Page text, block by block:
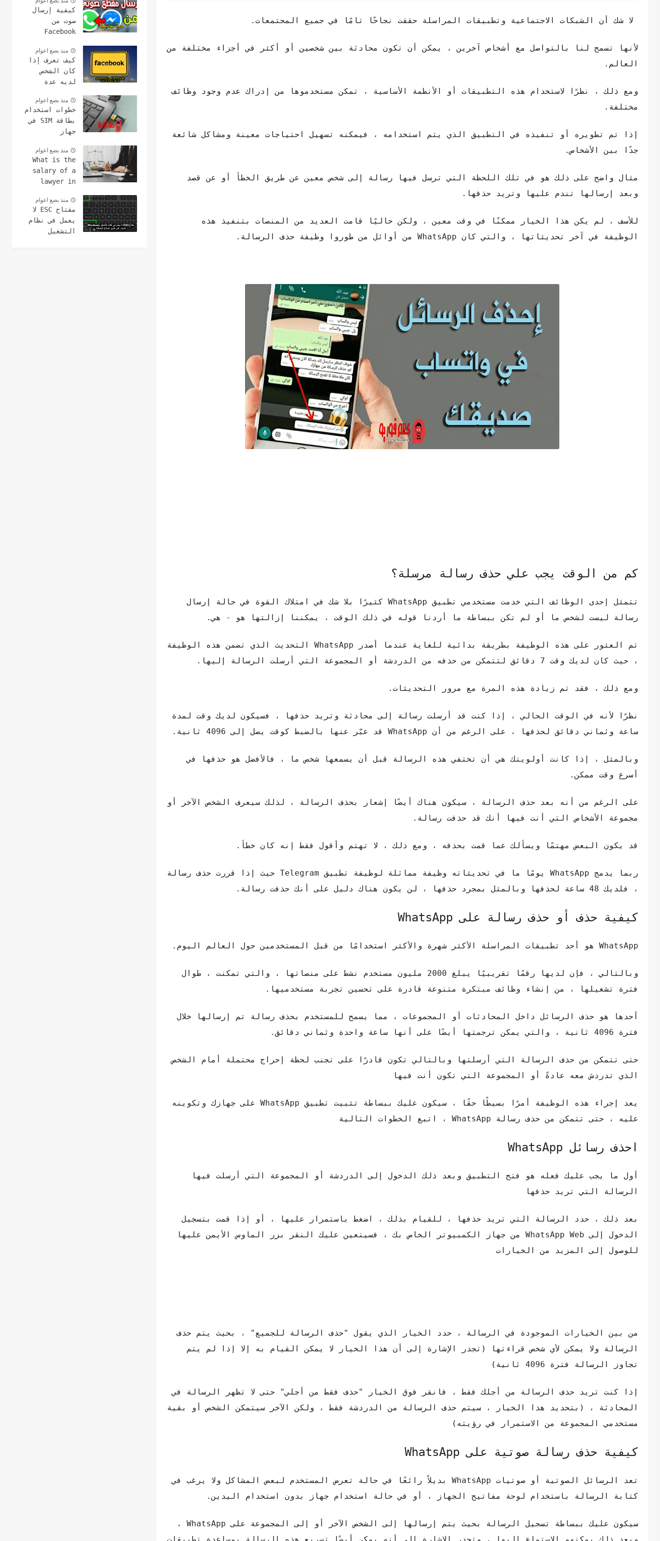
لا شك أن الشبكات الاجتماعية وتطبيقات المراسلة حققت نجاحًا تامًا في جميع المجتمعات.
لأنها تسمح لنا بالتواصل مع أشخاص آخرين ، يمكن أن تكون محادثة بين شخصين أو أكثر في أجزاء مختلفة من
العالم.
ومع ذلك ، نظرًا لاستخدام هذه التطبيقات أو الأنظمة الأساسية ، تمكن مستخدموها من إدراك عدم وجود وظائف
مختلفة.
إذا تم تطويره أو تنفيذه في التطبيق الذي يتم استخدامه ، فيمكنه تسهيل احتياجات معينة ومشاكل شائعة
جدًا بين الأشخاص.
مثال واضح على ذلك هو في تلك اللحظة التي ترسل فيها رسالة إلى شخص معين عن طريق الخطأ أو عن قصد
وبعد إرسالها تندم عليها وتريد حذفها.
للأسف ، لم يكن هذا الخيار ممكنًا في وقت معين ، ولكن حاليًا قامت العديد من المنصات بتنفيذ هذه
الوظيفة في آخر تحديثاتها ، والتي كان WhatsApp من أوائل من طوروا وظيفة حذف الرسالة.
كم من الوقت يجب علي حذف رسالة مرسلة؟
تتمثل إحدى الوظائف التي خدمت مستخدمي تطبيق WhatsApp كثيرًا بلا شك في امتلاك القوة في حالة إرسال
رسالة ليست لشخص ما أو لم تكن ببساطة ما أردنا قوله في ذلك الوقت ، يمكننا إزالتها هو - هي.
تم العثور على هذه الوظيفة بطريقة بدائية للغاية عندما أصدر WhatsApp التحديث الذي تضمن هذه الوظيفة
، حيث كان لديك وقت 7 دقائق لتتمكن من حذفه من الدردشة أو المجموعة التي أرسلت الرسالة إليها.
ومع ذلك ، فقد تم زيادة هذه المرة مع مرور التحديثات.
نظرًا لأنه في الوقت الحالي ، إذا كنت قد أرسلت رسالة إلى محادثة وتريد حذفها ، فسيكون لديك وقت لمدة
ساعة وثماني دقائق لحذفها ، على الرغم من أن WhatsApp قد عبّر عنها بالضبط كوقت يصل إلى 4096 ثانية.
وبالمثل ، إذا كانت أولويتك هي أن تختفي هذه الرسالة قبل أن يسمعها شخص ما ، فالأفضل هو حذفها في
أسرع وقت ممكن.
على الرغم من أنه بعد حذف الرسالة ، سيكون هناك أيضًا إشعار بحذف الرسالة ، لذلك سيعرف الشخص الآخر أو
مجموعة الأشخاص التي أنت فيها أنك قد حذفت رسالة.
قد يكون البعض مهتمًا ويسألك عما قمت بحذفه ، ومع ذلك ، لا تهتم وأقول فقط إنه كان خطأ.
ربما يدمج WhatsApp يومًا ما في تحديثاته وظيفة مماثلة لوظيفة تطبيق Telegram حيث إذا قررت حذف رسالة
، فلديك 48 ساعة لحذفها وبالمثل بمجرد حذفها ، لن يكون هناك دليل على أنك حذفت رسالة.
كيفية حذف أو حذف رسالة على WhatsApp
WhatsApp هو أحد تطبيقات المراسلة الأكثر شهرة والأكثر استخدامًا من قبل المستخدمين حول العالم اليوم.
وبالتالي ، فإن لديها رقمًا تقريبيًا يبلغ 2000 مليون مستخدم نشط على منصاتها ، والتي تمكنت ، طوال
فترة تشغيلها ، من إنشاء وظائف مبتكرة متنوعة قادرة على تحسين تجربة مستخدميها.
أحدها هو حذف الرسائل داخل المحادثات أو المجموعات ، مما يسمح للمستخدم بحذف رسالة تم إرسالها خلال
فترة 4096 ثانية ، والتي يمكن ترجمتها أيضًا على أنها ساعة واحدة وثماني دقائق.
حتى تتمكن من حذف الرسالة التي أرسلتها وبالتالي تكون قادرًا على تجنب لحظة إحراج محتملة أمام الشخص
الذي تدردش معه عادةً أو المجموعة التي تكون أنت فيها
يعد إجراء هذه الوظيفة أمرًا بسيطًا حقًا ، سيكون عليك ببساطة تثبيت تطبيق WhatsApp على جهازك وتكوينه
عليه ، حتى تتمكن من حذف رسالة WhatsApp ، اتبع الخطوات التالية
احذف رسائل WhatsApp
أول ما يجب عليك فعله هو فتح التطبيق وبعد ذلك الدخول إلى الدردشة أو المجموعة التي أرسلت فيها
الرسالة التي تريد حذفها
بعد ذلك ، حدد الرسالة التي تريد حذفها ، للقيام بذلك ، اضغط باستمرار عليها ، أو إذا قمت بتسجيل
الدخول إلى WhatsApp Web من جهاز الكمبيوتر الخاص بك ، فسيتعين عليك النقر بزر الماوس الأيمن عليها
للوصول إلى المزيد من الخيارات
من بين الخيارات الموجودة في الرسالة ، حدد الخيار الذي يقول "حذف الرسالة للجميع" ، بحيث يتم حذف
الرسالة ولا يمكن لأي شخص قراءتها (تجدر الإشارة إلى أن هذا الخيار لا يمكن القيام به إلا إذا لم يتم
تجاوز الرسالة فترة 4096 ثانية)
إذا كنت تريد حذف الرسالة من أجلك فقط ، فانقر فوق الخيار "حذف فقط من أجلي" حتى لا تظهر الرسالة في
المحادثة ، (بتحديد هذا الخيار ، سيتم حذف الرسالة من الدردشة فقط ، ولكن الآخر سيتمكن الشخص أو بقية
مستخدمي المجموعة من الاستمرار في رؤيته)
كيفية حذف رسالة صوتية على WhatsApp
تعد الرسائل الصوتية أو صوتيات WhatsApp بديلاً رائعًا في حالة تعرض المستخدم لبعض المشاكل ولا يرغب في
كتابة الرسالة باستخدام لوحة مفاتيح الجهاز ، أو في حالة استخدام جهاز بدون استخدام اليدين.
سيكون عليك ببساطة تسجيل الرسالة بحيث يتم إرسالها إلى الشخص الآخر أو إلى المجموعة على WhatsApp ،
كيفية إرسال
صوت من
Facebook
WhatsApp
منذ بضع اعوام
كيف تعرف إذا
كان الشخص
لديه عدة
الفيس بوك هل
هذا ممكن؟
منذ بضع اعوام
خطوات استخدام
بطاقة SIM في
جهاز
وعمل مكالمات
منذ بضع اعوام
What is the
salary of a
lawyer in
money fast
with lawyer's
2024
منذ بضع اعوام
مفتاح ESC لا
يعمل في نظام
التشغيل